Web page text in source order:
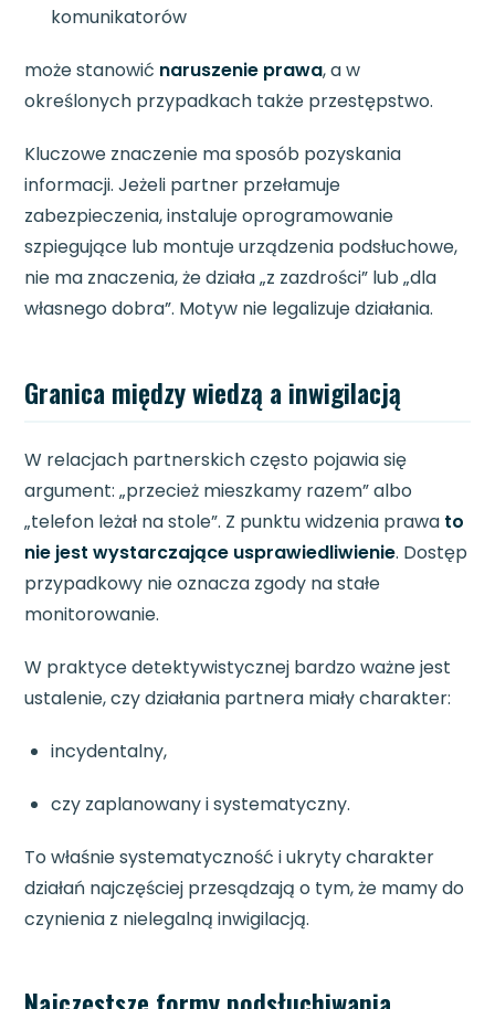
komunikatorów
może stanowić naruszenie prawa, a w
określonych przypadkach także przestępstwo.
Kluczowe znaczenie ma sposób pozyskania
informacji. Jeżeli partner przełamuje
zabezpieczenia, instaluje oprogramowanie
szpiegujące lub montuje urządzenia podsłuchowe,
nie ma znaczenia, że działa „z zazdrości” lub „dla
własnego dobra”. Motyw nie legalizuje działania.
Granica między wiedzą a inwigilacją
W relacjach partnerskich często pojawia się
argument: „przecież mieszkamy razem” albo
„telefon leżał na stole”. Z punktu widzenia prawa to
nie jest wystarczające usprawiedliwienie. Dostęp
przypadkowy nie oznacza zgody na stałe
monitorowanie.
W praktyce detektywistycznej bardzo ważne jest
ustalenie, czy działania partnera miały charakter:
incydentalny,
czy zaplanowany i systematyczny.
To właśnie systematyczność i ukryty charakter
działań najczęściej przesądzają o tym, że mamy do
czynienia z nielegalną inwigilacją.